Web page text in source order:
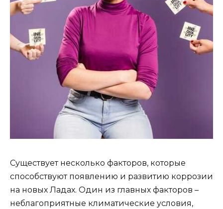
Существует несколько факторов, которые
способствуют появлению и развитию коррозии
на новых Ладах. Один из главных факторов –
неблагоприятные климатические условия,